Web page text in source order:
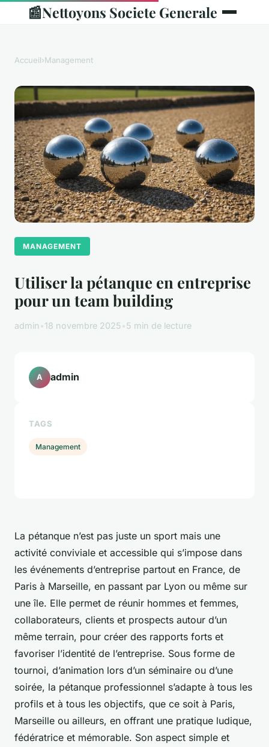
📰Nettoyons Societe Generale
Accueil›Management
MANAGEMENT
Utiliser la pétanque en entreprise
pour un team building
admin •18 novembre 2025•5 min de lecture
La pétanque n’est pas juste un sport mais une
activité conviviale et accessible qui s’impose dans
les événements d’entreprise partout en France, de
Paris à Marseille, en passant par Lyon ou même sur
une île. Elle permet de réunir hommes et femmes,
collaborateurs, clients et prospects autour d’un
même terrain, pour créer des rapports forts et
favoriser l’identité de l’entreprise. Sous forme de
tournoi, d’animation lors d’un séminaire ou d’une
soirée, la pétanque professionnel s’adapte à tous les
profils et à tous les objectifs, que ce soit à Paris,
Marseille ou ailleurs, en offrant une pratique ludique,
fédératrice et mémorable. Son aspect simple et
A admin
TAGS
Management